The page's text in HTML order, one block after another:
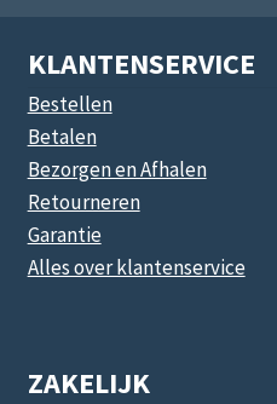
KLANTENSERVICE
Bestellen
Betalen
Bezorgen en Afhalen
Retourneren
Garantie
Alles over klantenservice
ZAKELIJK